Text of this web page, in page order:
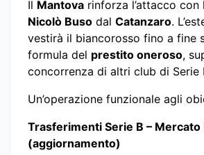
Il Mantova rinforza l’attacco con
Nicolò Buso dal Catanzaro.
vestirà il biancorosso fino a fine
formula del prestito oneroso,
concorrenza di altri club di Serie
Un’operazione funzionale agli
Trasferimenti Serie B – Mercato
(aggiornamento)